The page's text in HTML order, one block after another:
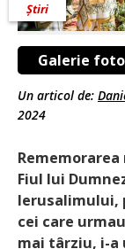
Galerie
Știri
Un articol de:
2024
Fiul lui
Ierusalimului,
cei care
mai târziu, i-